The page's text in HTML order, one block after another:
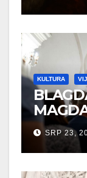
KULTURA
KAPELI
SRP 23,